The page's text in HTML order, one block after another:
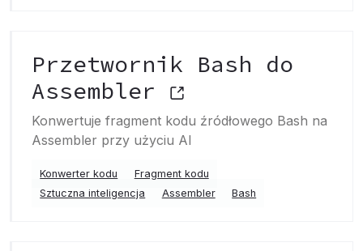
Przetwornik Bash do
Assembler
Konwertuje fragment kodu źródłowego Bash na
Assembler przy użyciu AI
Konwerter kodu
Fragment kodu
Sztuczna inteligencja
Assembler Bash